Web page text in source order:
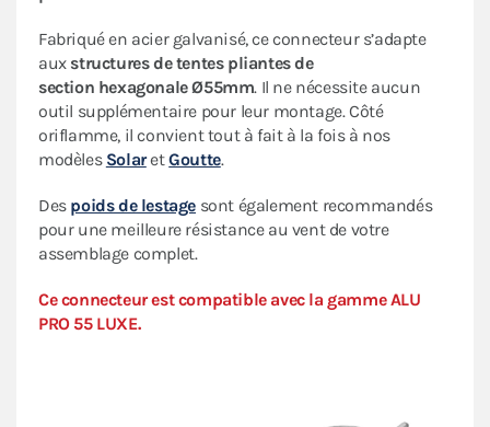
Fabriqué en acier galvanisé, ce connecteur s’adapte
aux structures de tentes pliantes de
section hexagonale Ø55mm. Il ne nécessite aucun
outil supplémentaire pour leur montage. Côté
oriflamme, il convient tout à fait à la fois à nos
modèles SolaretGoutte.
Des poids de lestage sont également recommandés
pour une meilleure résistance au vent de votre
assemblage complet.
Ce connecteur est compatible avec la gammeALU
PRO 55 LUXE.